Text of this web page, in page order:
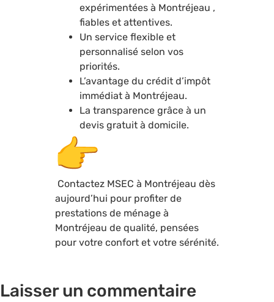
expérimentées à Montréjeau ,
fiables et attentives.
Un service flexible et
personnalisé selon vos
priorités.
L’avantage du crédit d’impôt
immédiat à Montréjeau.
La transparence grâce à un
devis gratuit à domicile.
Contactez MSEC à Montréjeau dès
aujourd’hui pour profiter de
prestations de ménage à
Montréjeau de qualité, pensées
pour votre confort et votre sérénité.
Laisser un commentaire